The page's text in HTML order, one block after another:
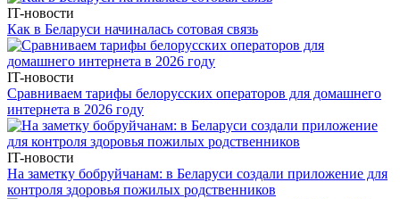
IT-новости
Как в Беларуси начиналась сотовая связь
IT-новости
Сравниваем тарифы белорусских операторов для домашнего
интернета в 2026 году
IT-новости
На заметку бобруйчанам: в Беларуси создали приложение для
контроля здоровья пожилых родственников